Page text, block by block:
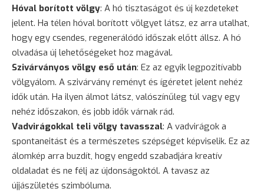
Hóval borított völgy: A hó tisztaságot és új kezdeteket
jelent. Ha télen hóval borított völgyet látsz, ez arra utalhat,
hogy egy csendes, regenerálódó időszak előtt állsz. A hó
olvadása új lehetőségeket hoz magával.
Szivárványos völgy eső után: Ez az egyik legpozitívabb
völgyálom. A szivárvány reményt és ígéretet jelent nehéz
idők után. Ha ilyen álmot látsz, valószínűleg túl vagy egy
nehéz időszakon, és jobb idők várnak rád.
Vadvirágokkal teli völgy tavasszal: A vadvirágok a
spontaneitást és a természetes szépséget képviselik. Ez az
álomkép arra buzdít, hogy engedd szabadjára kreatív
oldaladat és ne félj az újdonságoktól. A tavasz az
újjászületés szimbóluma.